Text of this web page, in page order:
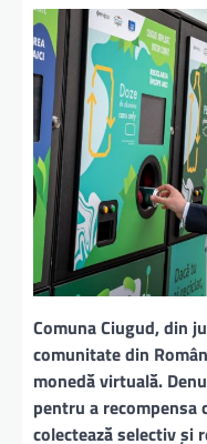
Comuna Ciugud, din
comunitate din
monedă virtuală.
pentru a recompensa
colectează selectiv și